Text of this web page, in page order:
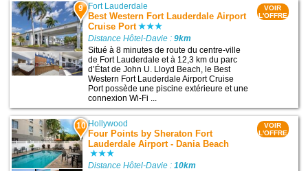
9 Fort Lauderdale
Best Western Fort Lauderdale Airport
Cruise Port
Distance Hôtel-Davie :9km
Situé à 8 minutes de route du centre-ville
de Fort Lauderdale et à 12,3 km du parc
d’État de John U. Lloyd Beach, le Best
Western Fort Lauderdale Airport Cruise
Port possède une piscine extérieure et une
connexion Wi-Fi ...
VOIR
L'OFFRE
10 Hollywood
Four Points by Sheraton Fort
Lauderdale Airport - Dania Beach
Distance Hôtel-Davie :10km
VOIR
L'OFFRE